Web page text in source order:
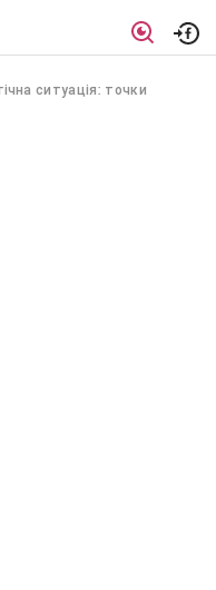
ситуація: точки